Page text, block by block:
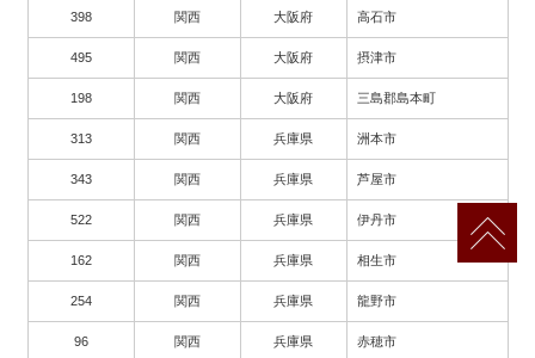
398 関西 大阪府 高石市
495 関西 大阪府 摂津市
198 関西 大阪府 三島郡島本町
313 関西 兵庫県 洲本市
343 関西 兵庫県 芦屋市
522 関西 兵庫県 伊丹市
162 関西 兵庫県 相生市
254 関西 兵庫県 龍野市
96 関西 兵庫県 赤穂市